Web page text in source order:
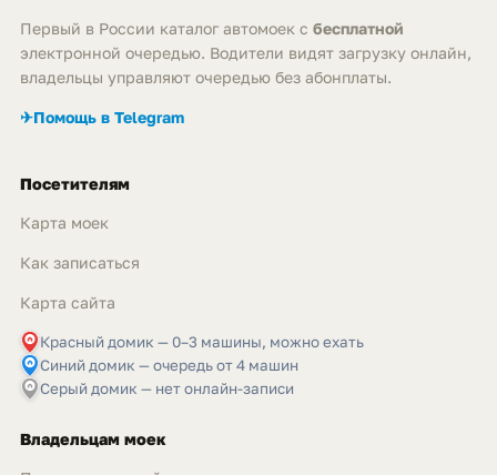
Первый в России каталог автомоек с бесплатной
электронной очередью. Водители видят загрузку онлайн,
владельцы управляют очередью без абонплаты.
✈Помощь в Telegram
Посетителям
Карта моек
Как записаться
Карта сайта
Красный домик — 0–3 машины, можно ехать
Синий домик — очередь от 4 машин
Серый домик — нет онлайн-записи
Владельцам моек